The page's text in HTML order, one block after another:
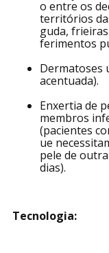
Infecções
ctérias,
alterações
o entre os
territórios
guda, frieiras
ferimentos
Dermatoses
acentuada).
Enxertia de
membros
pele de
dias).